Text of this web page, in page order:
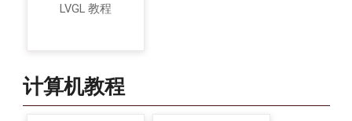
LVGL 教程
计算机教程